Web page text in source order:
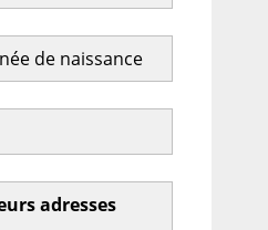
de naissance
adresses